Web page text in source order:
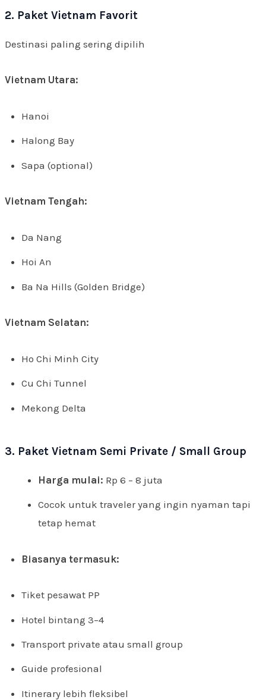
2. Paket Vietnam Favorit
Destinasi paling sering dipilih
Vietnam Utara:
Hanoi
Halong Bay
Sapa (optional)
Vietnam Tengah:
Da Nang
Hoi An
Ba Na Hills (Golden Bridge)
Vietnam Selatan:
Ho Chi Minh City
Cu Chi Tunnel
Mekong Delta
3. Paket Vietnam Semi Private / Small Group
Harga mulai: Rp 6 – 8 juta
Cocok untuk traveler yang ingin nyaman tapi
tetap hemat
Biasanya termasuk:
Tiket pesawat PP
Hotel bintang 3–4
Transport private atau small group
Guide profesional
Itinerary lebih fleksibel